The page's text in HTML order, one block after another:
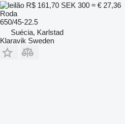
R$ 161,70 SEK 300 ≈ € 27,36
Roda
650/45-22.5
Suécia, Karlstad
Klaravik Sweden